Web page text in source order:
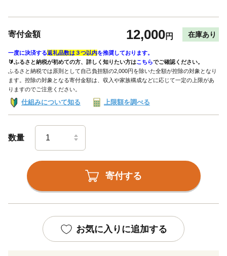
寄付金額 12,000円 在庫あり
一度に決済する返礼品数は３つ以内を推奨しております。
🔰ふるさと納税が初めての方、詳しく知りたい方はこちらでご確認ください。
ふるさと納税では原則として自己負担額の2,000円を除いた全額が控除の対象となり
ます。控除の対象となる寄付金額は、収入や家族構成などに応じて一定の上限があ
りますのでご注意ください。
仕組みについて知る 上限額を調べる
数量
寄付する
お気に入りに追加する